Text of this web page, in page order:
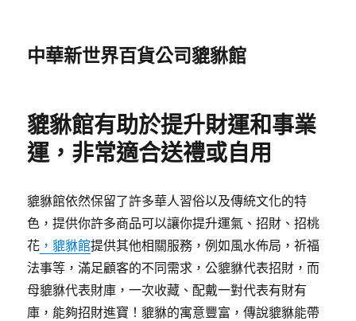
中華新世界百貨公司貔貅館
貔貅館有助於提升財運和事業
運，非常適合送禮或自用
貔貅館依然保留了許多華人習俗以及傳統文化的特
色，提供你許多商品可以讓你提升運氣、招財、招桃
花 ，貔貅館提供其他相關服務，例如風水佈局，祈福
法事等，滿足顧客的不同需求，公貔貅代表招財，而
母貔貅代表財庫，一次收藏、配戴一對代表有財有
庫，能夠招財進寶！貔貅的寓意豐富，傳說貔貅能帶